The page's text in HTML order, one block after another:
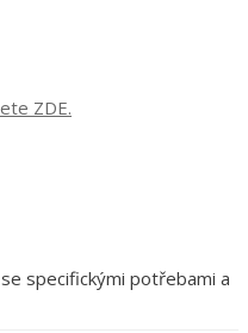
ZDE.
specifickými potřebami a